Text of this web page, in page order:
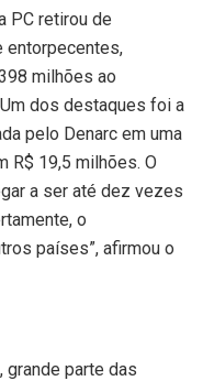
PC retirou de
entorpecentes,
milhões ao
dos destaques foi a
pelo Denarc em uma
R$ 19,5 milhões. O
a ser até dez vezes
o
países”, afirmou o
parte das